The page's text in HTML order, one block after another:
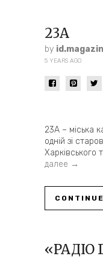
23A
by
5 YEARS AGO
23А – міська
одній зі
Харківського
далее →
«РАДІО